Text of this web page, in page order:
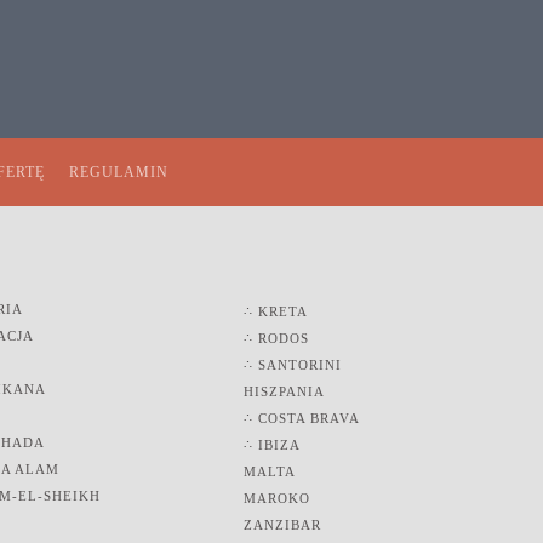
REGULAMIN
ALAM
EL-SHEIKH
∴ KRETA
∴ RODOS
∴ SANTORINI
HISZPANIA
∴ COSTA BRAVA
∴ IBIZA
MALTA
MAROKO
ZANZIBAR